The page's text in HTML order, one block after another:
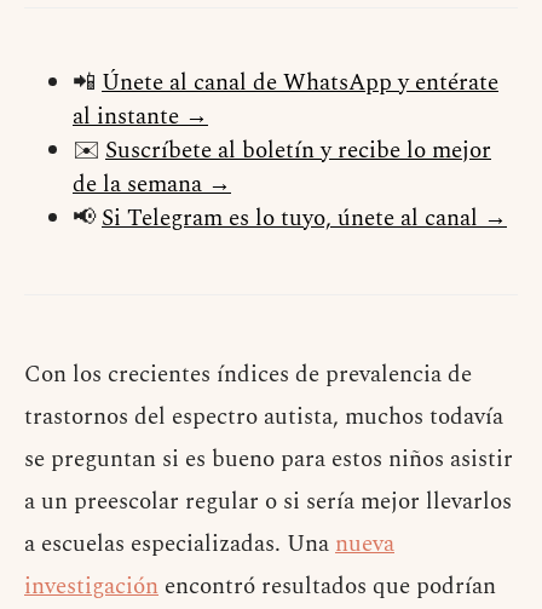
📲 Únete al canal de WhatsApp y entérate
al instante →
✉️ Suscríbete al boletín y recibe lo mejor
de la semana →
📢Si Telegram es lo tuyo, únete al canal →
Con los crecientes índices de prevalencia de
trastornos del espectro autista, muchos todavía
se preguntan si es bueno para estos niños asistir
a un preescolar regular o si sería mejor llevarlos
a escuelas especializadas. Unanueva
investigación encontró resultados que podrían